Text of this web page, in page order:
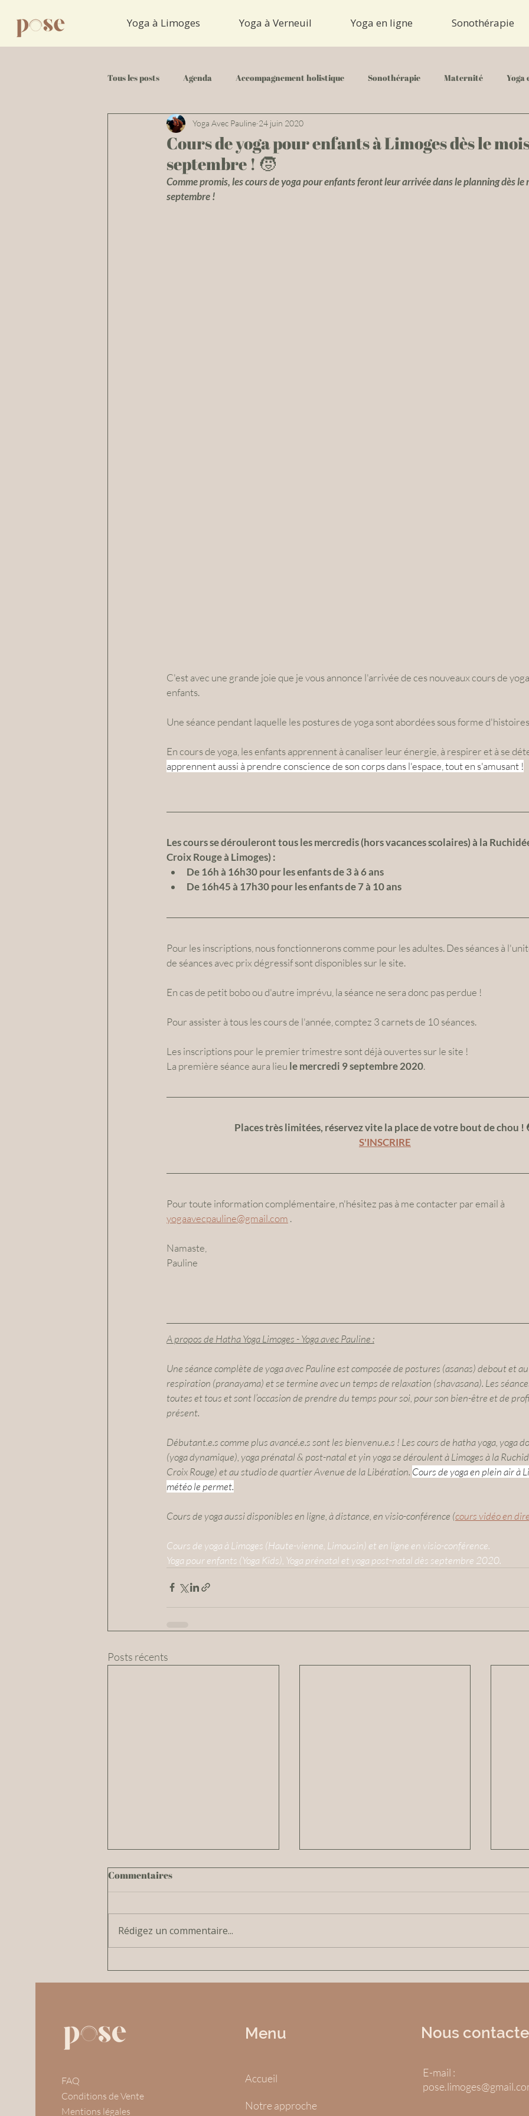
Yoga à Limoges Yoga à Verneuil Yoga en ligne Sonothérapie
Tous les posts Agenda Accompagnement holistique Sonothérapie Maternité Yoga
Tuto Yoga
Cours de yoga pour enfants à Limoges dès le
septembre ! 🧒
Yoga Avec Pauline 24 juin 2020
Comme promis, les cours de yoga pour enfants feront leur arrivée dans le planning dès le
septembre !
C'est avec une grande joie que je vous annonce l'arrivée de ces nouveaux cours de
enfants.
Une séance pendant laquelle les postures de yoga sont abordées sous forme
En cours de yoga, les enfants apprennent à canaliser leur énergie, à respirer et à se
apprennent aussi à prendre conscience de son corps dans l'espace, tout en s'amusant !
Les cours se dérouleront tous les mercredis (hors vacances scolaires) à la
Croix Rouge à Limoges) :
De 16h à 16h30 pour les enfants de 3 à 6 ans
De 16h45 à 17h30 pour les enfants de 7 à 10 ans
Pour les inscriptions, nous fonctionnerons comme pour les adultes. Des séances à
de séances avec prix dégressif sont disponibles sur le site.
En cas de petit bobo ou d'autre imprévu, la séance ne sera donc pas perdue !
Pour assister à tous les cours de l'année, comptez 3 carnets de 10 séances.
Les inscriptions pour le premier trimestre sont déjà ouvertes sur le site !
La première séance aura lieu le mercredi 9 septembre 2020.
Places très limitées, réservez vite la place de votre bout de chou !
S'INSCRIRE
Pour toute information complémentaire, n'hésitez pas à me contacter par email à
yogaavecpauline@gmail.com .
Namaste,
Pauline
A propos de Hatha Yoga Limoges - Yoga avec Pauline :
Une séance complète de yoga avec Pauline est composée de ​postures ​(asanas) debout et
respiration (pranayama) et se termine avec un temps de relaxation​ (shavasana). Les
toutes et tous et sont l’occasion de prendre du temps pour soi, pour son bien-être et de
présent​.
Débutant.e.s comme plus avancé.e.s sont les bienvenu.e.s ! Les cours de hatha yoga, yoga
(yoga dynamique), yoga prénatal & post-natal et yin yoga se déroulent à Limoges à la
Croix Rouge) et au studio de quartier Avenue de la Libération. Cours de yoga en plein air à
météo le permet.
Cours de yoga aussi disponibles en ligne, à distance, en visio-conférence (cours vidéo en
Cours de yoga à Limoges (Haute-vienne, Limousin) et en ligne en visio-conférence.
Yoga pour enfants (Yoga Kids), Yoga prénatal et yoga post-natal dès septembre 2020.
Posts récents
Limoges : préparez-vous en
pour Soulager le Dos : Yoga
Commentaires
Rédigez un commentaire...
FAQ
Conditions de Vente
Mentions légales
Menu
Accueil
Notre approche
Nous contac
E-mail :
pose.limoges